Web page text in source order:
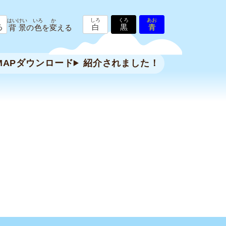
背景
はいけい
の色
いろ
を変
か
える 白
しろ
黒
くろ
青
あお
ダウンロード 紹介されました！